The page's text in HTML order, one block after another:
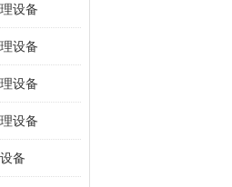
设备
设备
设备
设备
备